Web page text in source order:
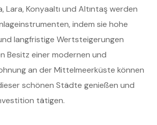
Lara, Konyaaltı und Altıntaş werden
indem sie hohe
langfristige Wertsteigerungen
Besitz einer modernen und
an der Mittelmeerküste können
schönen Städte genießen und
tätigen.